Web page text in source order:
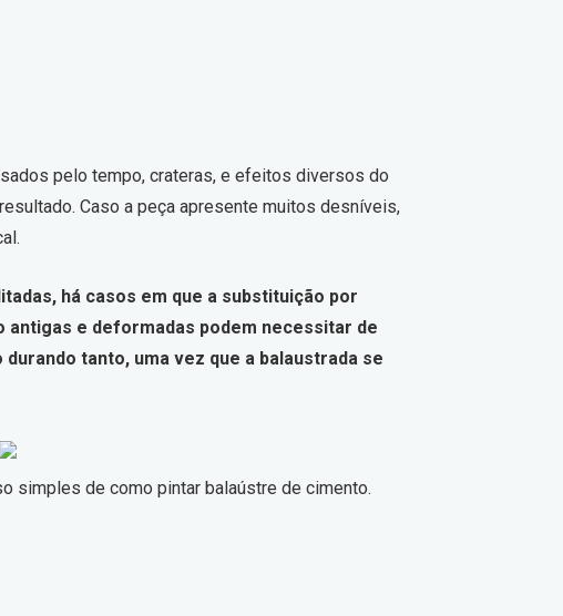
pelo tempo, crateras, e efeitos diversos do
Caso a peça apresente muitos desníveis,
há casos em que a substituição por
antigas e deformadas podem necessitar de
tanto, uma vez que a balaustrada se
simples de como pintar balaústre de cimento.